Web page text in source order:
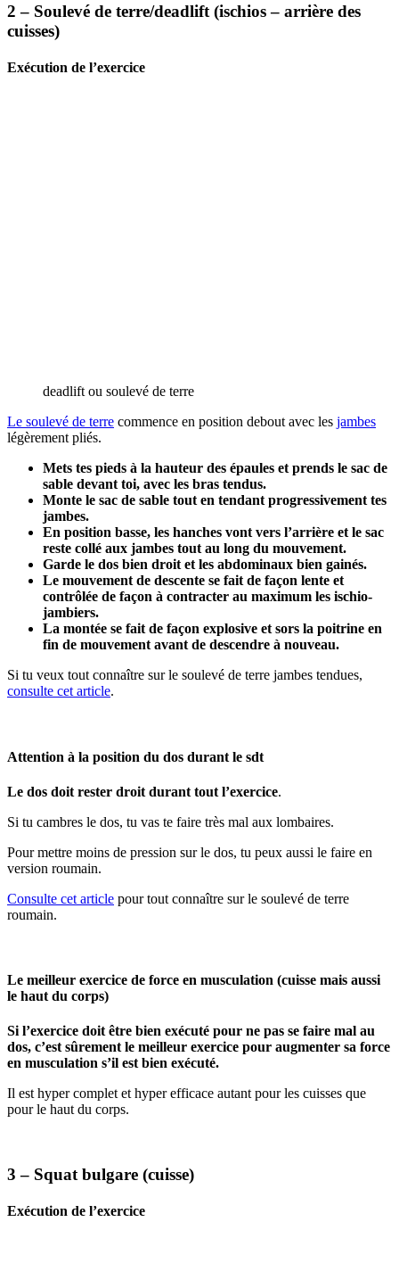
2 – Soulevé de terre/deadlift (ischios – arrière des
cuisses)
Exécution de l’exercice
deadlift ou soulevé de terre
Le soulevé de terre commence en position debout avec les jambes
légèrement pliés.
Mets tes pieds à la hauteur des épaules et prends le sac de
sable devant toi, avec les bras tendus.
Monte le sac de sable tout en tendant progressivement tes
jambes.
En position basse, les hanches vont vers l’arrière et le sac
reste collé aux jambes tout au long du mouvement.
Garde le dos bien droit et les abdominaux bien gainés.
Le mouvement de descente se fait de façon lente et
contrôlée de façon à contracter au maximum les ischio-
jambiers.
La montée se fait de façon explosive et sors la poitrine en
fin de mouvement avant de descendre à nouveau.
Si tu veux tout connaître sur le soulevé de terre jambes tendues,
consulte cet article.
Attention à la position du dos durant le sdt
Le dos doit rester droit durant tout l’exercice.
Si tu cambres le dos, tu vas te faire très mal aux lombaires.
Pour mettre moins de pression sur le dos, tu peux aussi le faire en
version roumain.
Consulte cet article pour tout connaître sur le soulevé de terre
roumain.
Le meilleur exercice de force en musculation (cuisse mais aussi
le haut du corps)
Si l’exercice doit être bien exécuté pour ne pas se faire mal au
dos, c’est sûrement le meilleur exercice pour augmenter sa force
en musculation s’il est bien exécuté.
Il est hyper complet et hyper efficace autant pour les cuisses que
pour le haut du corps.
3 – Squat bulgare (cuisse)
Exécution de l’exercice